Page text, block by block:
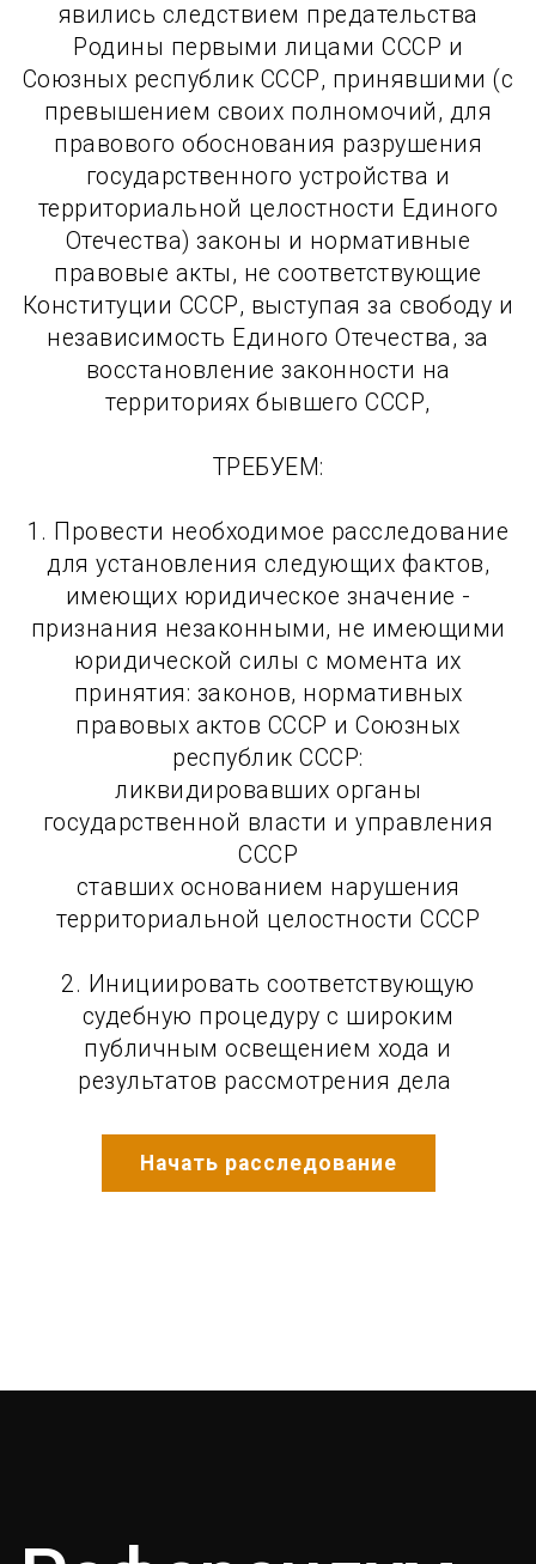
явились следствием предательства
Родины первыми лицами СССР и
Союзных республик СССР, принявшими (с
превышением своих полномочий, для
правового обоснования разрушения
государственного устройства и
территориальной целостности Единого
Отечества) законы и нормативные
правовые акты, не соответствующие
Конституции СССР, выступая за свободу и
независимость Единого Отечества, за
восстановление законности на
территориях бывшего СССР,
ТРЕБУЕМ:
1. Провести необходимое расследование
для установления следующих фактов,
имеющих юридическое значение -
признания незаконными, не имеющими
юридической силы с момента их
принятия: законов, нормативных
правовых актов СССР и Союзных
республик СССР:
ликвидировавших органы
государственной власти и управления
СССР
ставших основанием нарушения
территориальной целостности СССР
2. Инициировать соответствующую
судебную процедуру с широким
публичным освещением хода и
результатов рассмотрения дела
Начать расследование